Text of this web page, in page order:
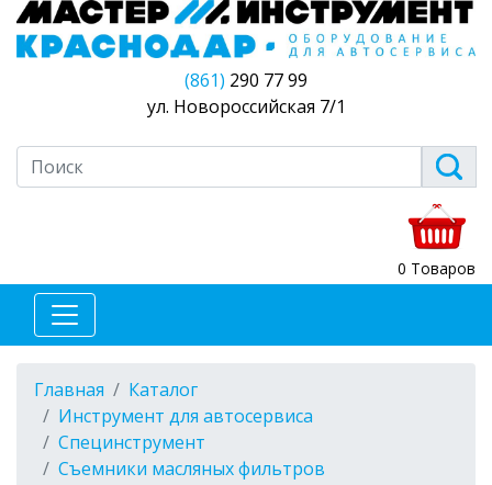
(861) 290 77 99
ул. Новороссийская 7/1
0 Товаров
Главная
Каталог
Инструмент для автосервиса
Специнструмент
Съемники масляных фильтров